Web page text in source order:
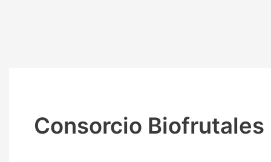
Consorcio Biofrutales